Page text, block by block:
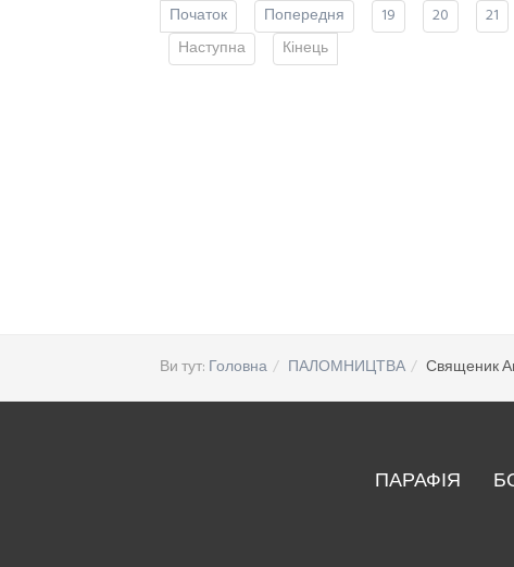
Початок Попередня 19 20 21
Наступна
Кінець
Ви тут: Головна ПАЛОМНИЦТВА Священик
ПАРАФІЯ